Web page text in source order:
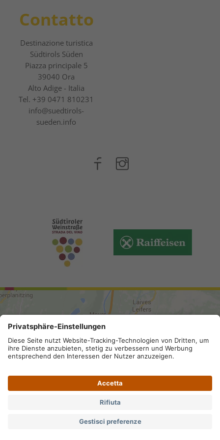
Contatto
Destinazione turistica
Südtirols Süden
Piazza principale 5
39040 Ora
Alto Adige - Italia
Tel. +39 0471 810231
info@suedtirols-
sueden.info
ARRIVO
Credits . Privacy
A4RZ960